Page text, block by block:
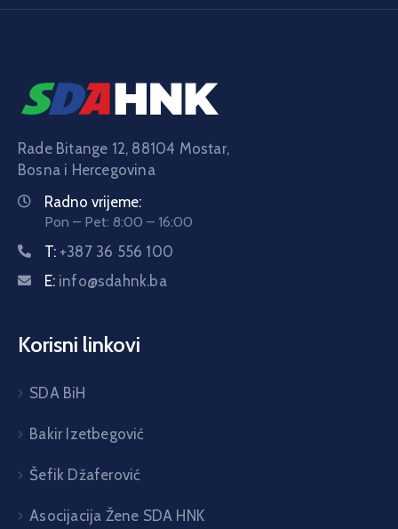
Rade Bitange 12, 88104 Mostar,
Bosna i Hercegovina
Radno vrijeme:
Pon – Pet: 8:00 – 16:00
T: +387 36 556 100
E: info@sdahnk.ba
Korisni linkovi
SDA BiH
Bakir Izetbegović
Šefik Džaferović
Asocijacija Žene SDA HNK